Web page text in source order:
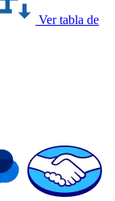
Ver tabla de